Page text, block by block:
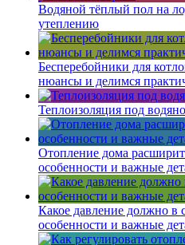
Водяной тёплый пол на
утеплению
Бесперебойники для
нюансы и делимся
Теплоизоляция под
Отопление дома
особенности и важные
Какое давление должно в
особенности и важные